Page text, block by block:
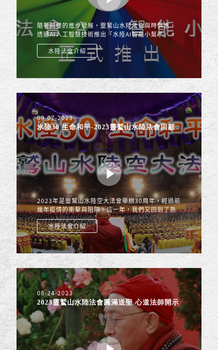
隨著科技的進步發展，靈鷲山水陸法會與時俱進，
透過AI人工智慧技術推出「水陸AI智能小幫手」，
能即時回應關於水陸法會的任何疑問，查詢各種資
訊與相關內容，除了...
水陸法會介紹
09-07-2023
水陸30 生命和平-2023靈鷲山水陸法會回顧
2023年是靈鷲山水陸空大法會舉辦30周年，經過前
幾年疫情的衝擊與阻隔，這一年，我們又回到了熟
悉的桃園巨蛋體育館。從開壇灑淨起，大家都懷著
無比歡喜且恭敬虔誠...
水陸法會介紹
08-24-2023
2023靈鷲山水陸法會圓滿送聖 心道法師開示